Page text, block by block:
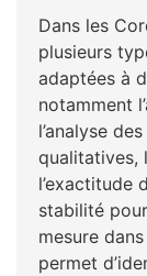
Dans les
plusieurs
adaptées à
notamment
l’analyse
qualitatives,
l’exactitude
stabilité
mesure
permet